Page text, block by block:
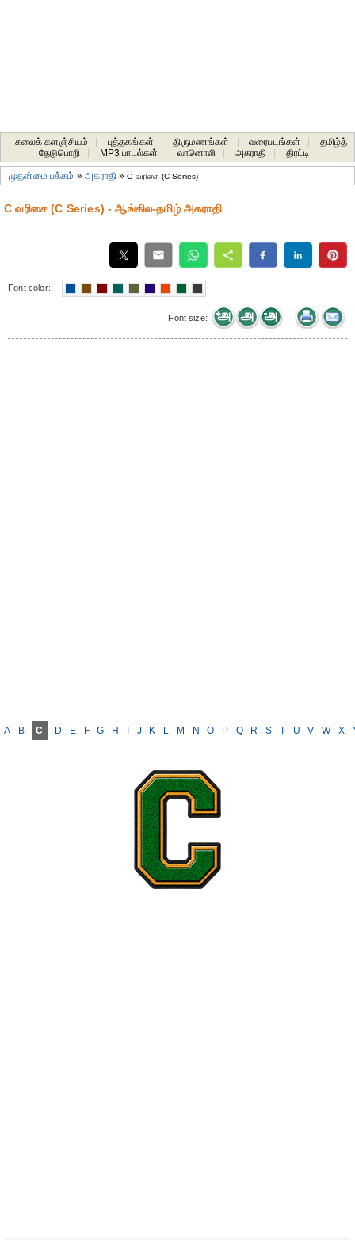
கலைக் களஞ்சியம் புத்தகங்கள் திருமணங்கள் வரைபடங்கள்
தமிழ்த்
தேடுபொறி
MP3 பாடல்கள் வானொலி அகராதி திரட்டி
முதன்மை பக்கம் »அகராதி»C வரிசை (C Series)
C வரிசை (C Series) - ஆங்கில-தமிழ் அகராதி
Font color:
Font size:
A B C D E F G H J K L M N O P Q R S T U V W X